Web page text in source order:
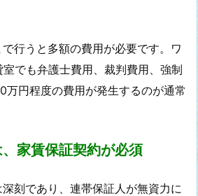
行うと多額の費用が必要です。ワ
室でも弁護士費用、裁判費用、強制
万円程度の費用が発生するのが通常
家賃保証契約が必須
刻であり、連帯保証人が無資力に